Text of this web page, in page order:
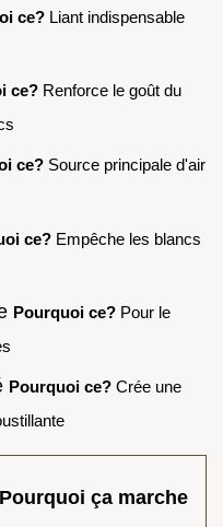
ce? Liant indispensable
ce? Renforce le goût du
ce? Source principale d'air
ce? Empêche les blancs
Pourquoi ce? Pour le
Pourquoi ce? Crée une
Pourquoi ça marche